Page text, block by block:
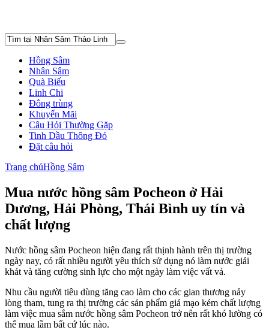
Hồng Sâm
Nhân Sâm
Quà Biếu
Linh Chi
Đông trùng
Khuyến Mãi
Câu Hỏi Thường Gặp
Tinh Dầu Thông Đỏ
Đặt câu hỏi
Trang chủHồng Sâm
Mua nước hồng sâm Pocheon ở Hải
Dương, Hải Phòng, Thái Bình uy tín và
chất lượng
Nước hồng sâm Pocheon hiện đang rất thịnh hành trên thị trường
ngày nay, có rất nhiều người yêu thích sử dụng nó làm nước giải
khát và tăng cường sinh lực cho một ngày làm việc vất vả.
Nhu cầu người tiêu dùng tăng cao làm cho các gian thương nảy
lòng tham, tung ra thị trường các sản phẩm giả mạo kém chất lượng
làm việc mua sắm nước hồng sâm Pocheon trở nên rất khó lường có
thể mua lầm bất cứ lúc nào.